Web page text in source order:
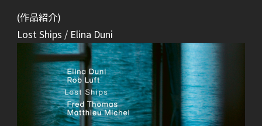
(作品紹介)
Lost Ships / Elina Duni